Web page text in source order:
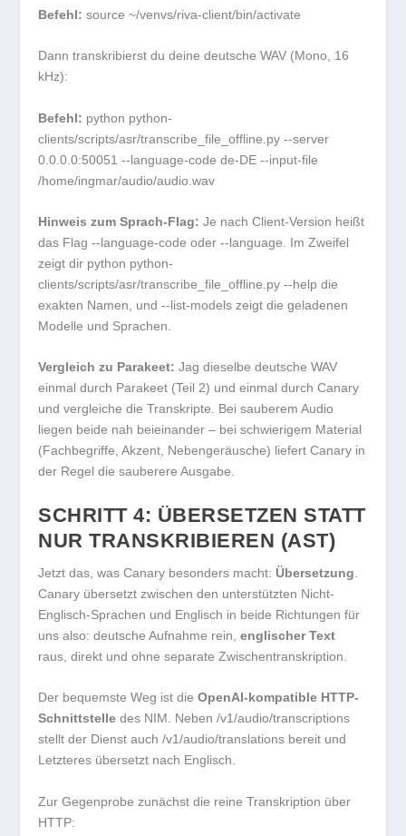
Befehl: source ~/venvs/riva-client/bin/activate
Dann transkribierst du deine deutsche WAV (Mono, 16
kHz):
Befehl: python python-
clients/scripts/asr/transcribe_file_offline.py --server
0.0.0.0:50051 --language-code de-DE --input-file
/home/ingmar/audio/audio.wav
Hinweis zum Sprach-Flag: Je nach Client-Version heißt
das Flag--language-code oder--language . Im Zweifel
zeigt dir python python-
clients/scripts/asr/transcribe_file_offline.py --help die
exakten Namen, und--list-models zeigt die geladenen
Modelle und Sprachen.
Vergleich zu Parakeet: Jag dieselbe deutsche WAV
einmal durch Parakeet (Teil 2) und einmal durch Canary
und vergleiche die Transkripte. Bei sauberem Audio
liegen beide nah beieinander – bei schwierigem Material
(Fachbegriffe, Akzent, Nebengeräusche) liefert Canary in
der Regel die sauberere Ausgabe.
SCHRITT 4: ÜBERSETZEN STATT
NUR TRANSKRIBIEREN (AST)
Jetzt das, was Canary besonders macht: Übersetzung
Canary übersetzt zwischen den unterstützten Nicht-
Englisch-Sprachen und Englisch in beide Richtungen für
uns also: deutsche Aufnahme rein,englischer Text
raus, direkt und ohne separate Zwischentranskription.
Der bequemste Weg ist dieOpenAI-kompatible HTTP-
Schnittstelle des NIM. Neben/v1/audio/transcriptions
stellt der Dienst auch/v1/audio/translations bereit und
Letzteres übersetzt nach Englisch.
Zur Gegenprobe zunächst die reine Transkription über
HTTP: